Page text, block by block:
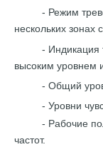
- Режим
нескольких зонах с
- Индикация
высоким уровнем
- Общий
- Уровни
- Рабочие
частот.